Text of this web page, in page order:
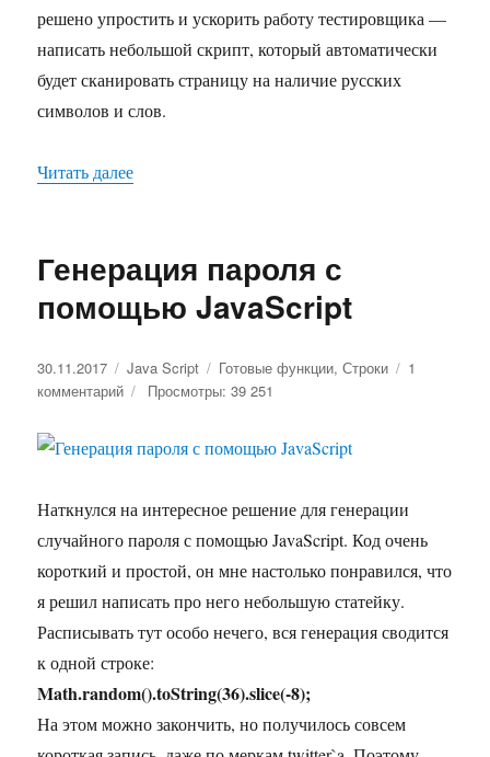
решено упростить и ускорить работу тестировщика —
написать небольшой скрипт, который автоматически
будет сканировать страницу на наличие русских
символов и слов.
Читать далее
Генерация пароля с
помощью JavaScript
Опубликовано
30.11.2017 Рубрики
Java Script Метки
Готовые функции,Строки
1
комментарий
пароля
помощью
Просмотры: 39 251
Наткнулся на интересное решение для генерации
случайного пароля с помощью JavaScript. Код очень
короткий и простой, он мне настолько понравился, что
я решил написать про него небольшую статейку.
Расписывать тут особо нечего, вся генерация сводится
к одной строке:
Math.random().toString(36).slice(-8);
На этом можно закончить, но получилось совсем